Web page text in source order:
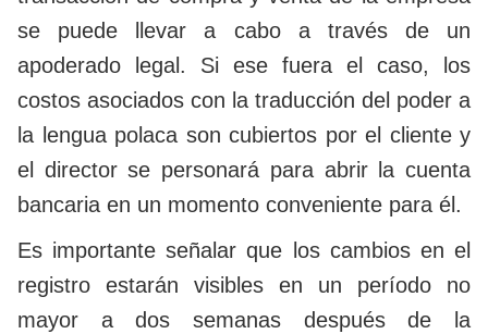
se puede llevar a cabo a través de un
apoderado legal. Si ese fuera el caso, los
costos asociados con la traducción del poder a
la lengua polaca son cubiertos por el cliente y
el director se personará para abrir la cuenta
bancaria en un momento conveniente para él.
Es importante señalar que los cambios en el
registro estarán visibles en un período no
mayor a dos semanas después de la